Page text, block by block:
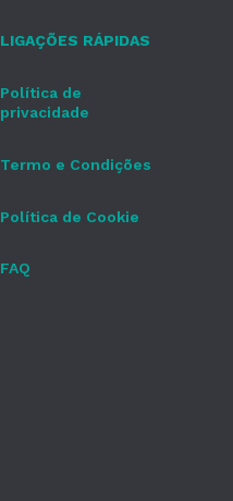
LIGAÇÕES RÁPIDAS
Política de
privacidade
Termo e Condições
Política de Cookie
FAQ